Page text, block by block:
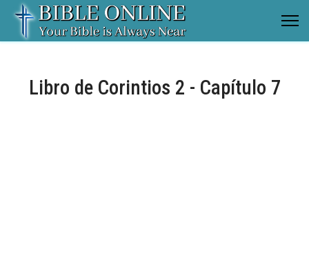
Libro de Corintios 2 - Capítulo 7